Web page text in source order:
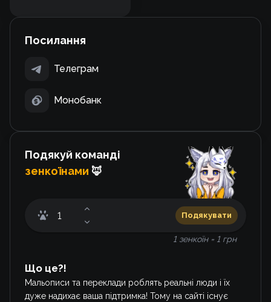
Посилання
Телеграм
Монобанк
Подякуй команді
зенкоїнами 🦊
Подякувати
1 зенкоїн = 1 грн
Що це?!
Мальописи та переклади роблять реальні люди і їх
дуже надихає ваша підтримка! Тому на сайті існує